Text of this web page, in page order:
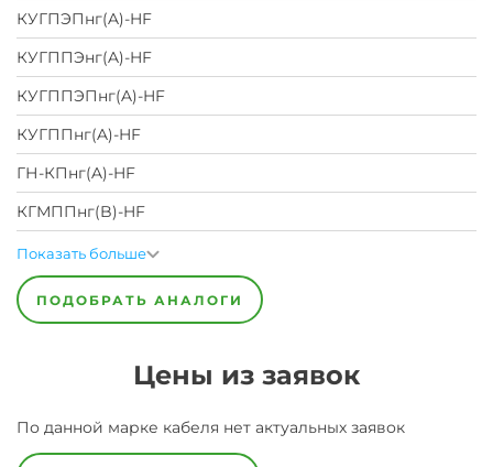
КУГПЭПнг(A)-HF
КУГППЭнг(A)-HF
КУГППЭПнг(A)-HF
КУГППнг(A)-HF
ГН-КПнг(A)-HF
КГМППнг(B)-HF
Показать больше
ПОДОБРАТЬ АНАЛОГИ
Цены из заявок
По данной марке кабеля нет актуальных заявок